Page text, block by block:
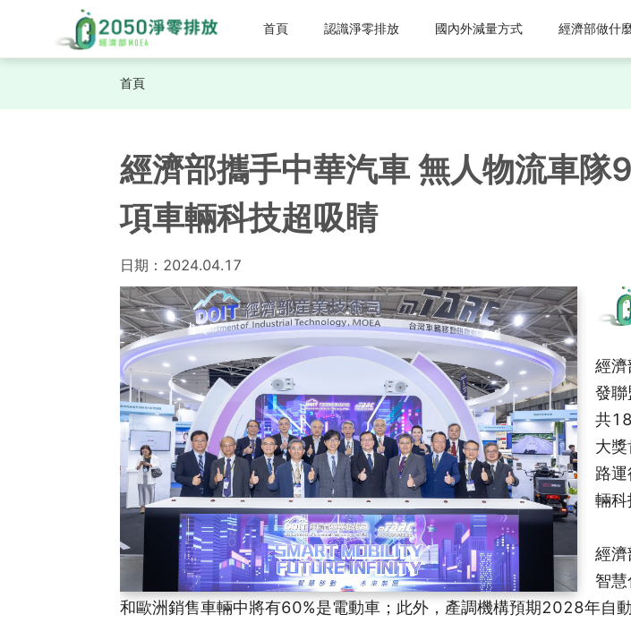
首頁 認識淨零排放 國內外減量方式 經濟部做什
首頁
經濟部攜手中華汽車 無人物流車
項車輛科技超吸睛
日期： 2024.04.17
經
發
共
大
路
輛科
經
智
和歐洲銷售車輛中將有60%是電動車；此外，產調機構預期2028年自